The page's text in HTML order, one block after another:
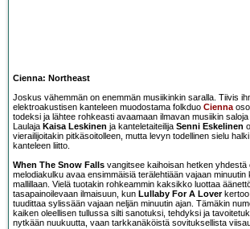
Cienna: Northeast
Joskus vähemmän on enemmän musiikinkin saralla. Tiivis
elektroakustisen kanteleen muodostama folkduo Cienna
todeksi ja lähtee rohkeasti avaamaan ilmavan musiikin
Laulaja Kaisa Leskinen ja kanteletaiteilija Senni Eskelinen
vierailijoitakin pitkäsoitolleen, mutta levyn todellinen sielu
kanteleen liitto.
When The Snow Falls vangitsee kaihoisan hetken yhdestä
melodiakulku avaa ensimmäisiä terälehtiään vajaan minuutin
mallillaan. Vielä tuotakin rohkeammin kaksikko luottaa
tasapainoilevaan ilmaisuun, kun Lullaby For A Loverkertoo
tuudittaa sylissään vajaan neljän minuutin ajan. Tämäkin
kaiken oleellisen tullussa silti sanotuksi, tehdyksi ja
nytkään nuukuutta, vaan tarkkanäköistä sovituksellista